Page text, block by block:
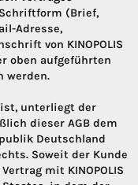
(Brief,
Adresse,
von KINOPOLIS
oben aufgeführten
werden.
unterliegt der
dieser AGB dem
Deutschland
Soweit der Kunde
mit KINOPOLIS